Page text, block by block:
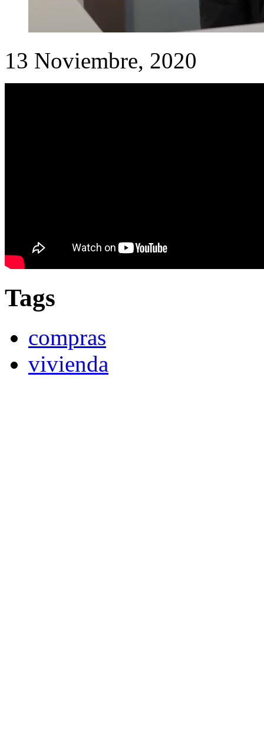
13 Noviembre, 2020
Tags
compras
vivienda